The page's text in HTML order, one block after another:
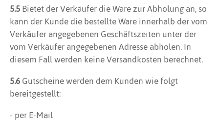
5.5Bietet der Verkäufer die Ware zur Abholung an, so
kann der Kunde die bestellte Ware innerhalb der vom
Verkäufer angegebenen Geschäftszeiten unter der
vom Verkäufer angegebenen Adresse abholen. In
diesem Fall werden keine Versandkosten berechnet.
5.6Gutscheine werden dem Kunden wie folgt
bereitgestellt:
- per E-Mail